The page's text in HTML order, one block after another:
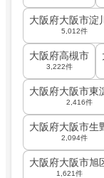
大阪府大阪市淀
5,012件
大阪府高槻市
3,222件
大阪府大阪市東
2,416件
大阪府大阪市生
2,094件
大阪府大阪市旭
1,621件